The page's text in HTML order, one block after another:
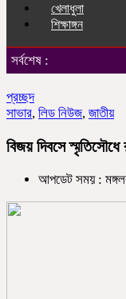
খেলাধুলা
শিক্ষাঙ্গন
সর্বশেষ :
প্রচ্ছদ
সাভার, লিড নিউজ, জাতীয়
বিজয় দিবসে স্মৃতিসৌধে
আপডেট সময় :